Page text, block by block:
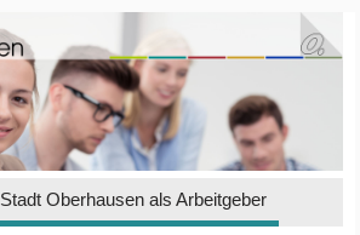
Stadt Oberhausen als Arbeitgeber